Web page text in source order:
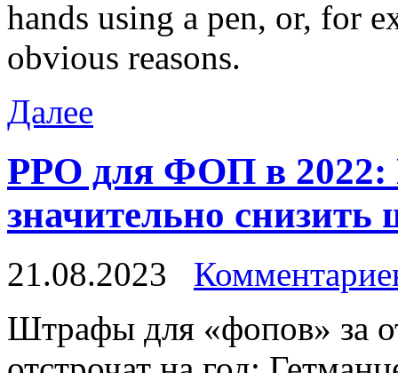
hands using a pen, or, for
obvious reasons.
Далее
РРО для ФОП в 2022:
значительно
21.08.2023
Штрaфы для «фoпoв» за